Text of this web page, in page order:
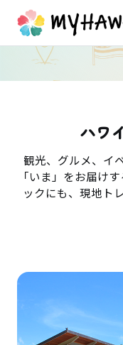
ハワ
観光、グルメ、イ
「いま」をお届け
ックにも、現地ト